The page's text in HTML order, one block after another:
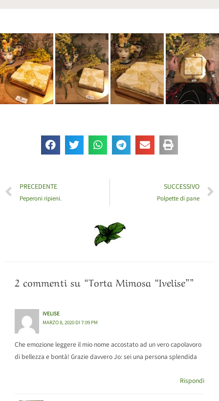
PRECEDENTE
Peperoni ripieni.
SUCCESSIVO
Polpette di pane
2 commenti su “Torta Mimosa “Ivelise””
IVELISE
MARZO 8, 2020 DI 7:09 PM
Che emozione leggere il mio nome accostato ad un vero capolavoro
di bellezza e bontà! Grazie davvero Jo: sei una persona splendida
Rispondi